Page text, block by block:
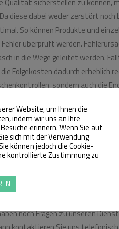
diese dabei weder zerstört noch
So können Produkte und
überprüft werden.
in die Wege geleitet werden.
Folgekosten dadurch erheblich
sondern auch die
Montage- und Nacharbeiten.
und
unterschiedliche Branchen
der Ihnen jederzeit
noch Fragen zu unseren
Website, um Ihnen die
indem wir uns an Ihre
erinnern. Wenn Sie auf
sich mit der Verwendung
können jedoch die Cookie-
kontrollierte Zustimmung zu